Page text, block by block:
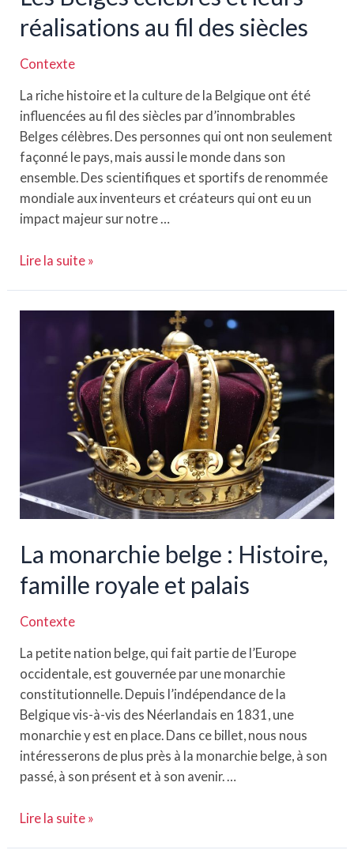
réalisations au fil des siècles
Contexte
La riche histoire et la culture de la Belgique ont été
influencées au fil des siècles par d’innombrables
Belges célèbres. Des personnes qui ont non seulement
façonné le pays, mais aussi le monde dans son
ensemble. Des scientifiques et sportifs de renommée
mondiale aux inventeurs et créateurs qui ont eu un
impact majeur sur notre …
Les
réalisations
Lire la suite »
La monarchie belge : Histoire,
famille royale et palais
Contexte
La petite nation belge, qui fait partie de l’Europe
occidentale, est gouvernée par une monarchie
constitutionnelle. Depuis l’indépendance de la
Belgique vis-à-vis des Néerlandais en 1831, une
monarchie y est en place. Dans ce billet, nous nous
intéresserons de plus près à la monarchie belge, à son
passé, à son présent et à son avenir. …
La
Lire la suite »